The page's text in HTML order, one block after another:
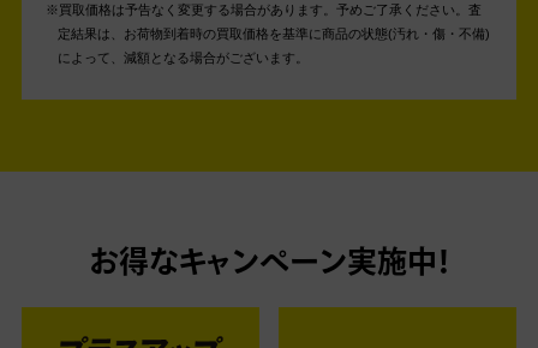
買取価格は予告なく変更する場合があります。予めご了承ください。 査
定結果は、お荷物到着時の買取価格を基準に商品の状態(汚れ・傷・不備)
によって、減額となる場合がございます。
お得なキャンペーン実施中！